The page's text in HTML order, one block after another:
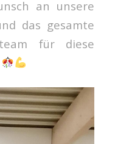
an unsere
das gesamte
für diese